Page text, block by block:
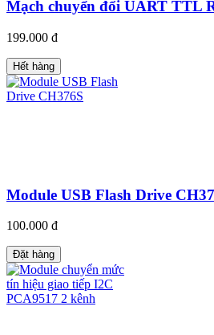
Mạch chuyển đổi UART TTL
199.000 đ
Hết hàng
Module USB Flash Drive
100.000 đ
Đặt hàng